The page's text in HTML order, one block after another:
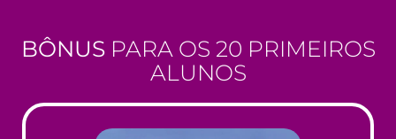
BÔNUSPARA OS 20 PRIMEIROS
ALUNOS